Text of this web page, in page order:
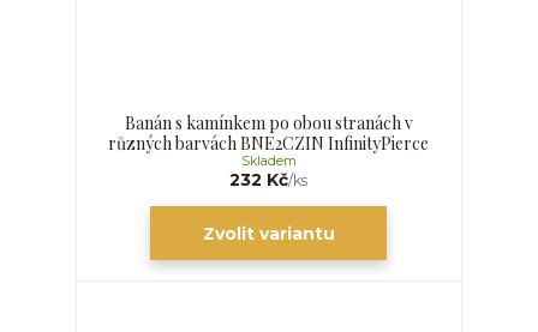
Banán s kamínkem po obou stranách v
různých barvách BNE2CZIN InfinityPierce
232 Kč/ks
Skladem
Zvolit variantu